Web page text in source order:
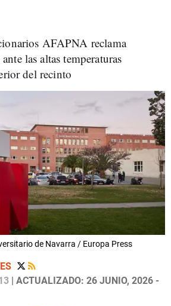
AFAPNA reclama
las altas temperaturas
del recinto
de Navarra / Europa Press
| ACTUALIZADO: 26 JUNIO, 2026 -